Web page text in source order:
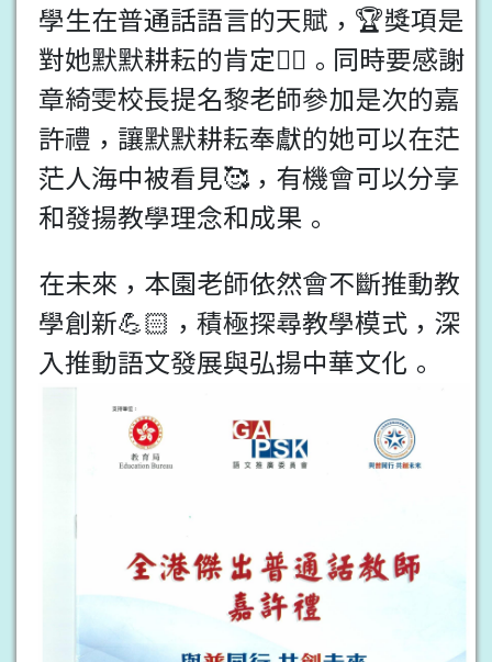
學生在普通話語言的天賦，🏆獎項是
對她默默耕耘的肯定👍🏻。同時要感謝
章綺雯校長提名黎老師參加是次的嘉
許禮，讓默默耕耘奉獻的她可以在茫
茫人海中被看見🥰，有機會可以分享
和發揚教學理念和成果。
在未來，本園老師依然會不斷推動教
學創新💪🏻，積極探尋教學模式，深
入推動語文發展與弘揚中華文化。